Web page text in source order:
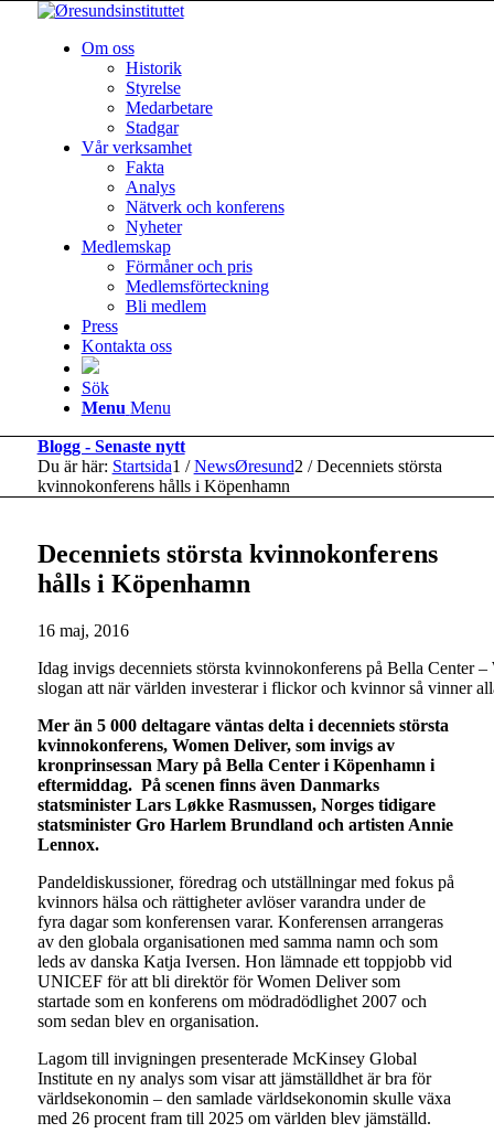
Om oss
Historik
Styrelse
Medarbetare
Stadgar
Vår verksamhet
Fakta
Analys
Nätverk och konferens
Nyheter
Medlemskap
Förmåner och pris
Medlemsförteckning
Bli medlem
Press
Kontakta oss
Sök
Menu Menu
Blogg - Senaste nytt
Du är här: Startsida1 / NewsØresund2 / Decenniets största
kvinnokonferens hålls i Köpenhamn
Decenniets största kvinnokonferens
hålls i Köpenhamn
16 maj, 2016
Idag invigs decenniets största kvinnokonferens på Bella Center
slogan att när världen investerar i flickor och kvinnor så vinner
Mer än 5 000 deltagare väntas delta i decenniets största
kvinnokonferens, Women Deliver, som invigs av
kronprinsessan Mary på Bella Center i Köpenhamn i
eftermiddag. På scenen finns även Danmarks
statsminister Lars Løkke Rasmussen, Norges tidigare
statsminister Gro Harlem Brundland och artisten Annie
Lennox.
Pandeldiskussioner, föredrag och utställningar med fokus på
kvinnors hälsa och rättigheter avlöser varandra under de
fyra dagar som konferensen varar. Konferensen arrangeras
av den globala organisationen med samma namn och som
leds av danska Katja Iversen. Hon lämnade ett toppjobb vid
UNICEF för att bli direktör för Women Deliver som
startade som en konferens om mödradödlighet 2007 och
som sedan blev en organisation.
Lagom till invigningen presenterade McKinsey Global
Institute en ny analys som visar att jämställdhet är bra för
världsekonomin – den samlade världsekonomin skulle växa
med 26 procent fram till 2025 om världen blev jämställd.